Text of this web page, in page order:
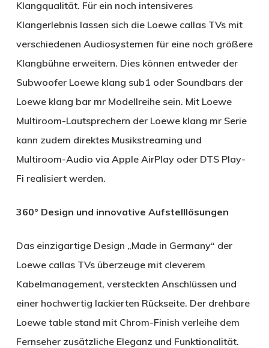
Klangqualität. Für ein noch intensiveres
Klangerlebnis lassen sich die Loewe callas TVs mit
verschiedenen Audiosystemen für eine noch größere
Klangbühne erweitern. Dies können entweder der
Subwoofer Loewe klang sub1 oder Soundbars der
Loewe klang bar mr Modellreihe sein. Mit Loewe
Multiroom-Lautsprechern der Loewe klang mr Serie
kann zudem direktes Musikstreaming und
Multiroom-Audio via Apple AirPlay oder DTS Play-
Fi realisiert werden.
360° Design und innovative Aufstelllösungen
Das einzigartige Design „Made in Germany“ der
Loewe callas TVs überzeuge mit cleverem
Kabelmanagement, versteckten Anschlüssen und
einer hochwertig lackierten Rückseite. Der drehbare
Loewe table stand mit Chrom-Finish verleihe dem
Fernseher zusätzliche Eleganz und Funktionalität.